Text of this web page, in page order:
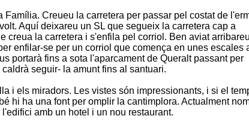
Família. Creueu la carretera per passar pel costat de
Aquí deixareu un SL que segueix la carretera cap a
creua la carretera i s'enfila pel corriol. Ben aviat
enfilar-se per un corriol que comença en unes escales
portarà fins a sota l'aparcament de Queraltpassant per
seguir- la amunt fins al santuari.
i els miradors. Les vistes són impressionants, i si el
hi ha una font per omplir la cantimplora. Actualment
amb un hotel i un nou restaurant.